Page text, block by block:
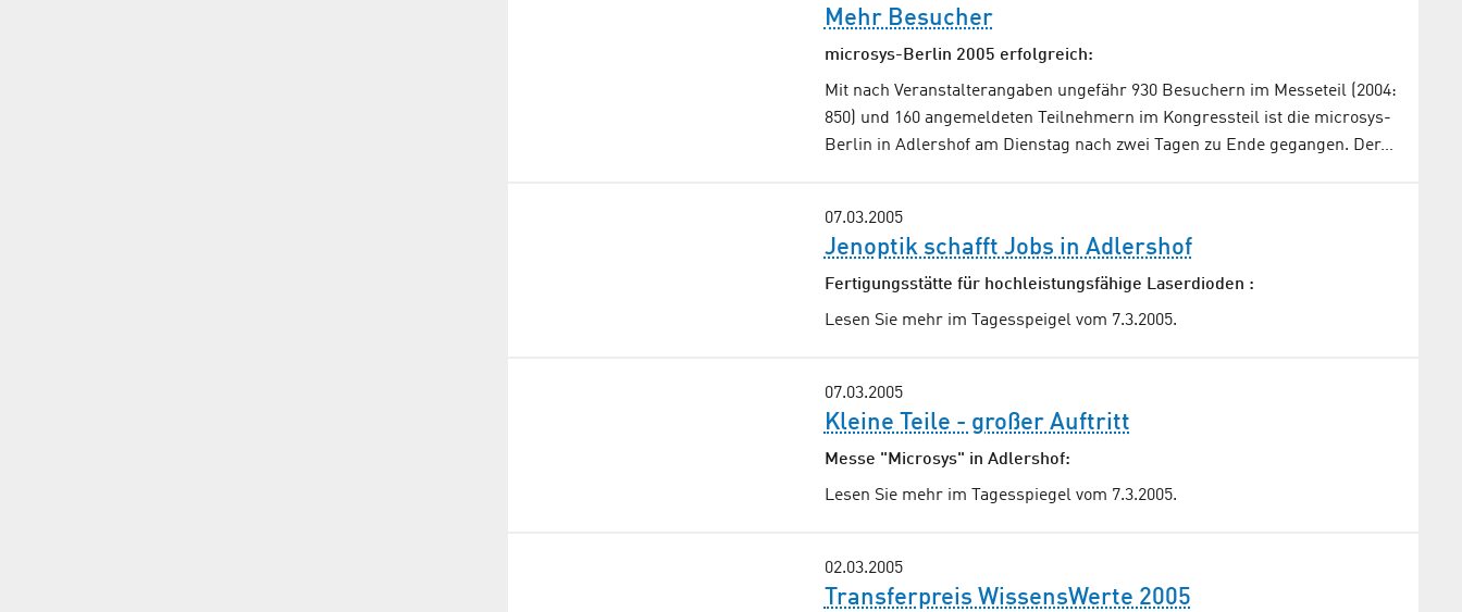
Mehr Besucher
microsys-Berlin 2005 erfolgreich:
Mit nach Veranstalterangaben ungefähr 930 Besuchern im Messeteil (2004:
850) und 160 angemeldeten Teilnehmern im Kongressteil ist die microsys-
Berlin in Adlershof am Dienstag nach zwei Tagen zu Ende gegangen. Der…
07.03.2005
Jenoptik schafft Jobs in Adlershof
Fertigungsstätte für hochleistungsfähige Laserdioden :
Lesen Sie mehr im Tagesspeigel vom 7.3.2005.
07.03.2005
Kleine Teile - großer Auftritt
Messe "Microsys" in Adlershof:
Lesen Sie mehr im Tagesspiegel vom 7.3.2005.
02.03.2005
Transferpreis WissensWerte 2005